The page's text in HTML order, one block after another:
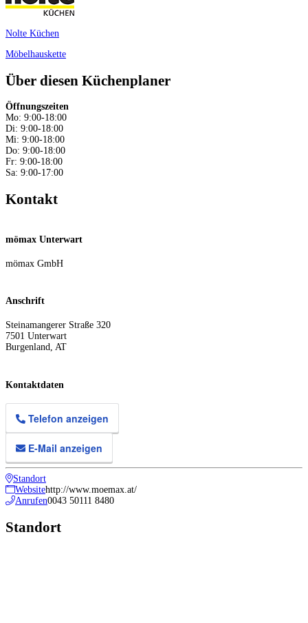
Nolte Küchen
Möbelhauskette
Über diesen Küchenplaner
Öffnungszeiten
Mo: 9:00-18:00
Di: 9:00-18:00
Mi: 9:00-18:00
Do: 9:00-18:00
Fr: 9:00-18:00
Sa: 9:00-17:00
Kontakt
mömax Unterwart
mömax GmbH
Anschrift
Steinamangerer Straße 320
7501 Unterwart
Burgenland
AT
Kontaktdaten
Telefon anzeigen
E-Mail anzeigen
Standort
Websitehttp://www.moemax.at/
Anrufen0043 50111 8480
Standort